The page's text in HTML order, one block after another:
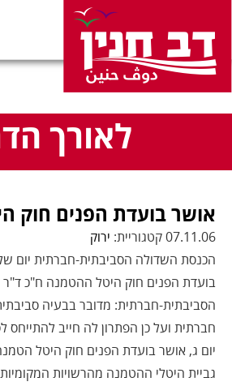
לאורך
אושר בועדת הפנים חוק
07.11.06 קטגוריית:
ירוק
בועדת הפנים חוק היטל ההטמנה ח"כ ד"ר
הסביבתית-חברתית: מדובר בבעיה
חברתית ועל כן הפתרון לה חייב להתייחס
יום ג, אושר בועדת הפנים חוק היטל
גביית היטלי ההטמנה מהרשויות